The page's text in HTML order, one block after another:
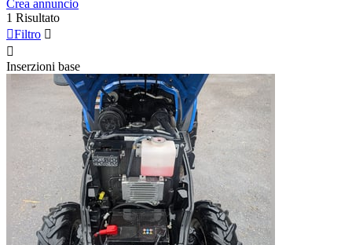
Crea annuncio
1 Risultato
Filtro 

Inserzioni base